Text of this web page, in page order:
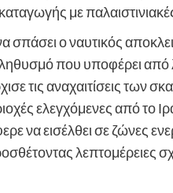
με
σπάσει ο ναυτικός
που υποφέρει από
τις αναχαιτίσεις των
ελεγχόμενες από το
να εισέλθει σε ζώνες
λεπτομέρειες